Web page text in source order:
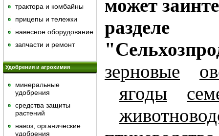
трактора и комбайны
прицепы и тележки
навесное оборудование
запчасти и ремонт
Удобрения и агрохимия
минеральные
удобрения
средства защиты
растений
навоз, органические
удобрения
может
разделе
зерновые
ягоды